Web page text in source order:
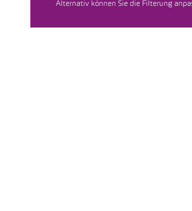
Alternativ können Sie die Filterung